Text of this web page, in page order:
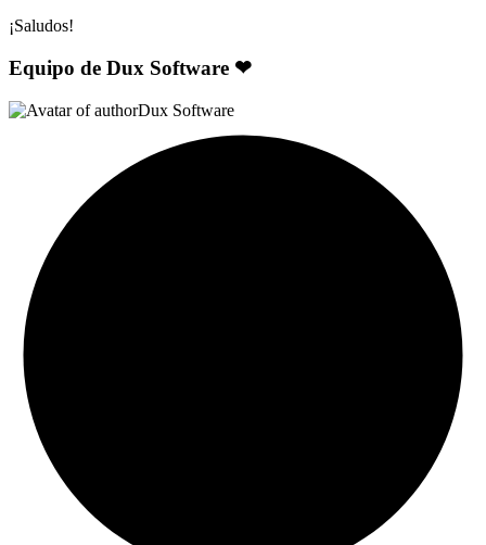
¡Saludos!
Equipo de Dux Software ❤
Dux Software